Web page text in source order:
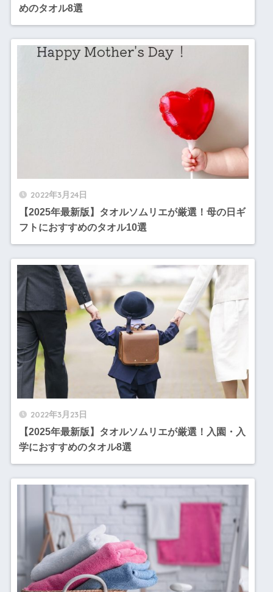
めのタオル8選
2022年3月24日
【2025年最新版】タオルソムリエが厳選！母の日ギ
フトにおすすめのタオル10選
2022年3月23日
【2025年最新版】タオルソムリエが厳選！入園・入
学におすすめのタオル8選